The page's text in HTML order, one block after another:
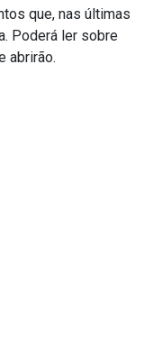
que, nas últimas
Poderá ler sobre
abrirão.